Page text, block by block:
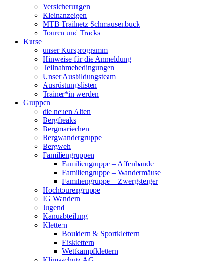
Versicherungen
Kleinanzeigen
MTB Trailnetz Schmausenbuck
Touren und Tracks
Kurse
unser Kursprogramm
Hinweise für die Anmeldung
Teilnahmebedingungen
Unser Ausbildungsteam
Ausrüstungslisten
Trainer*in werden
Gruppen
die neuen Alten
Bergfreaks
Bergmariechen
Bergwandergruppe
Bergweh
Familiengruppen
Familiengruppe – Affenbande
Familiengruppe – Wandermäuse
Familiengruppe – Zwergsteiger
Hochtourengruppe
IG Wandern
Jugend
Kanuabteilung
Klettern
Bouldern & Sportklettern
Eisklettern
Wettkampfklettern